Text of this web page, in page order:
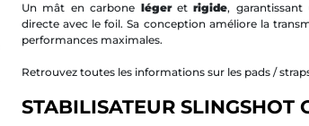
Un mât en carbone légeretrigide,
directe avec le foil. Sa conception améliore la
performances maximales.
Retrouvez toutes les informations sur les pads /
STABILISATEUR SLINGSHOT